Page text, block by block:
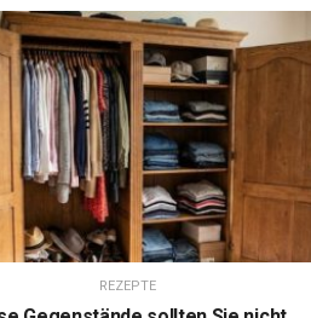
REZEPTE